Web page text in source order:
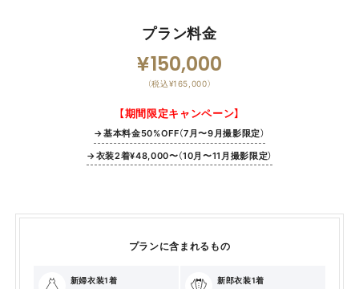
プラン料金
150,000
（税込¥165,000）
【期間限定キャンペーン】
→基本料金50%OFF（7月〜9月撮影限定）
→衣装2着¥48,000〜（10月〜11月撮影限定）
プランに含まれるもの
新婦衣装1着 新郎衣装1着